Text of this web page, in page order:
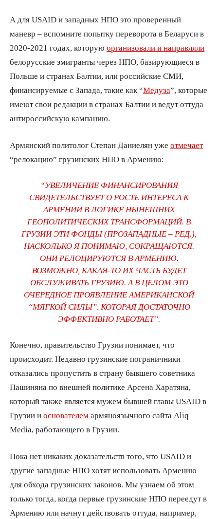
А для USAID и западных НПО это проверенный
маневр – вспомните попытку переворота в Беларуси в
2020-2021 годах, которую организовали и направляли
белорусские эмигранты через НПО, базирующиеся в
Польше и странах Балтии, или российские СМИ,
финансируемые с Запада, такие как “Медуза”, которые
имеют свои редакции в странах Балтии и ведут оттуда
антироссийскую кампанию.
Армянский политолог Степан Даниелян уже отмечает
“релокацию” грузинских НПО в Армению:
“УВЕЛИЧЕНИЕ ФИНАНСИРОВАНИЯ
СВИДЕТЕЛЬСТВУЕТ О РОСТЕ ИНТЕРЕСА К
АРМЕНИИ В ЛОГИКЕ НЫНЕШНИХ
ГЕОПОЛИТИЧЕСКИХ ТРАНСФОРМАЦИЙ. В
ГРУЗИИ ЭТИ ФОНДЫ (ПРОЗАПАДНЫЕ – РЕД.),
НАСКОЛЬКО Я ПОНИМАЮ, СОКРАЩАЮТСЯ.
ОНИ РЕЛОЦИРУЮТСЯ В АРМЕНИЮ.
ВОЗМОЖНО, КАКАЯ-ТО ИХ ЧАСТЬ БУДЕТ
ОБСЛУЖИВАТЬ ГРУЗИЮ. А В ЦЕЛОМ ЭТО
ОЧЕРЕДНОЕ ПРОЯВЛЕНИЕ АМЕРИКАНСКОЙ
“МЯГКОЙ СИЛЫ”, КОТОРАЯ ДОСТАТОЧНО
ЭФФЕКТИВНО РАБОТАЕТ”.
Конечно, правительство Грузии понимает, что
происходит. Недавно грузинские пограничники
отказались пропустить в страну бывшего советника
Пашиняна по внешней политике Арсена Харатяна,
который также является мужем бывшей главы USAID в
Грузии и основателем армяноязычного сайта Aliq
Media, работающего в Грузии.
Пока нет никаких доказательств того, что USAID и
другие западные НПО хотят использовать Армению
для обхода грузинских законов. Мы узнаем об этом
только тогда, когда первые грузинские НПО переедут в
Армению или начнут действовать оттуда, например,